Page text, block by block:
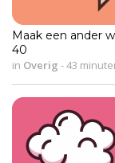
Maak een ander
40
in Overig -43